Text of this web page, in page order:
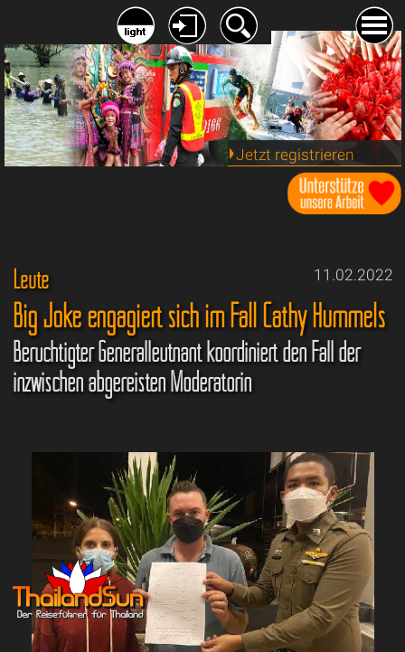
Jetzt registrieren
11.02.2022
Leute
Big Joke engagiert sich im Fall Cathy Hummels
Berüchtigter Generalleutnant koordiniert den Fall der
inzwischen abgereisten Moderatorin